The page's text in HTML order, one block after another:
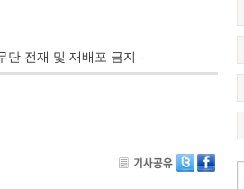
단 전재 및 재배포 금지 -